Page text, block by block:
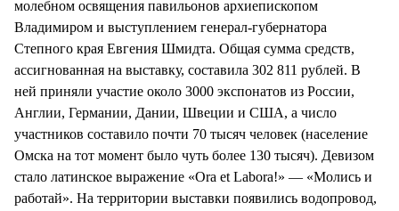
молебном освящения павильонов архиепископом
Владимиром и выступлением генерал-губернатора
Степного края Евгения Шмидта. Общая сумма средств,
ассигнованная на выставку, составила 302 811 рублей. В
ней приняли участие около 3000 экспонатов из России,
Англии, Германии, Дании, Швеции и США, а число
участников составило почти 70 тысяч человек (население
Омска на тот момент было чуть более 130 тысяч). Девизом
стало латинское выражение «Ora et Labora!» — «Молись и
работай». На территории выставки появились водопровод,